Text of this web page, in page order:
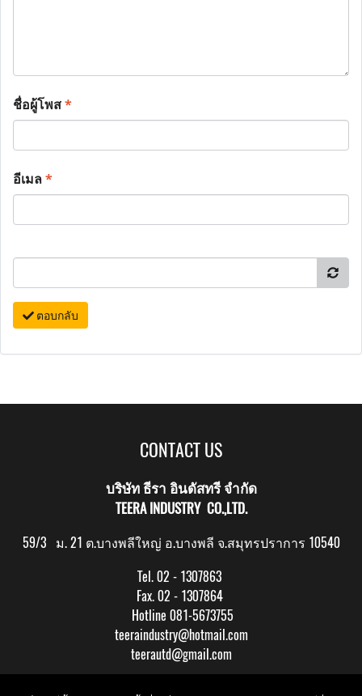
ชื่อผู้โพส*
อีเมล*
ตอบกลับ
CONTACT US
บริษัท ธีรา อินดัสทรี จำกัด
TEERA INDUSTRY CO.,LTD.
59/3 ม. 21 ต.บางพลีใหญ่ อ.บางพลี จ.สมุทรปราการ 10540
Tel. 02 - 1307863
Fax. 02 - 1307864
Hotline 081-5673755
teeraindustry@hotmail.com
teerautd@gmail.com